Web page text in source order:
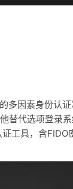
多因素身份认
替代选项登录
工具，含